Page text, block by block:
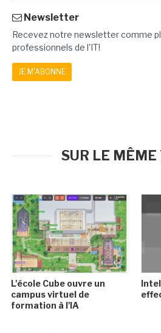
Newsletter
Recevez notre newsletter comme
professionnels de l'IT!
JE M'ABONNE
SUR LE
L'école Cube ouvre un
campus virtuel de
formation à l'IA